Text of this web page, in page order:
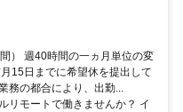
） 週40時間の一ヵ月単位の変
15日までに希望休を提出して
務の都合により、出勤...
リモートで働きませんか？ イ